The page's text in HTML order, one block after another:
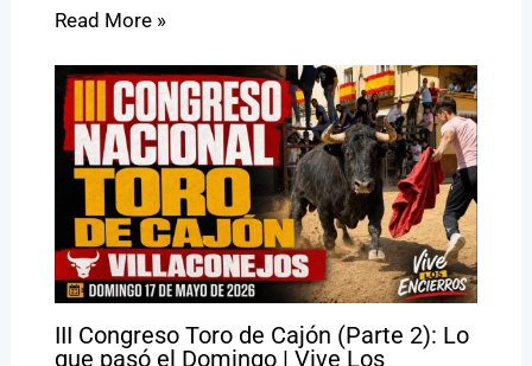
Read More »
III Congreso Toro de Cajón (Parte 2): Lo
que pasó el Domingo | Vive Los